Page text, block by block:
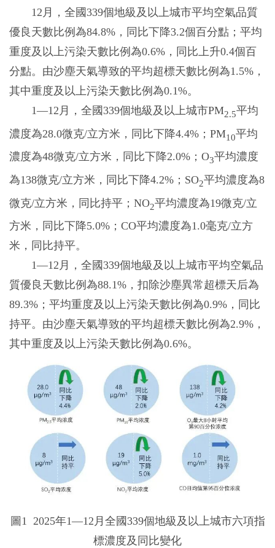
12月，全國339個地級及以上城市平均空氣品質
優良天數比例為84.8%，同比下降3.2個百分點；平均
重度及以上污染天數比例為0.6%，同比上升0.4個百
分點。由沙塵天氣導致的平均超標天數比例為1.5%，
其中重度及以上污染天數比例為0.1%。
1—12月，全國339個地級及以上城市PM2.5平均
濃度為28.0微克/立方米，同比下降4.4%；PM10平均
濃度為48微克/立方米，同比下降2.0%；O3平均濃度
為138微克/立方米，同比下降4.2%；SO2平均濃度為8
微克/立方米，同比持平；NO2平均濃度為19微克/立
方米，同比下降5.0%；CO平均濃度為1.0毫克/立方
米，同比持平。
1—12月，全國339個地級及以上城市平均空氣品
質優良天數比例為88.1%，扣除沙塵異常超標天后為
89.3%；平均重度及以上污染天數比例為0.9%，同比
持平。由沙塵天氣導致的平均超標天數比例為2.9%，
其中重度及以上污染天數比例為0.6%。
圖1 2025年1—12月全國339個地級及以上城市六項指
標濃度及同比變化